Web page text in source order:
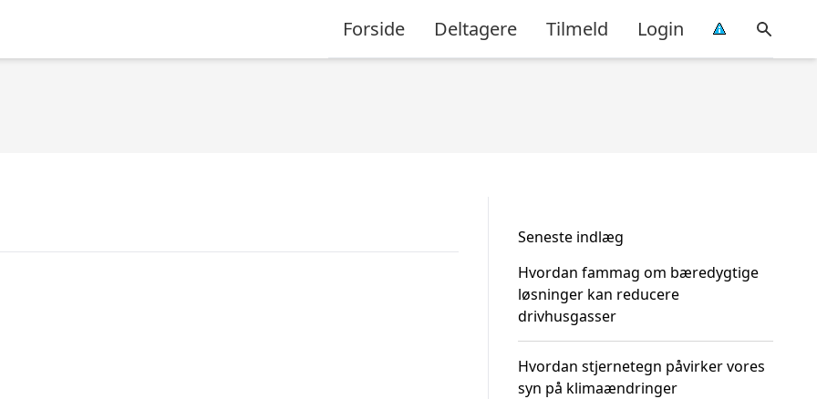
Forside Deltagere Tilmeld Login
Seneste indlæg
Hvordan fammag om bæredygtige
løsninger kan reducere
drivhusgasser
Hvordan stjernetegn påvirker vores
syn på klimaændringer